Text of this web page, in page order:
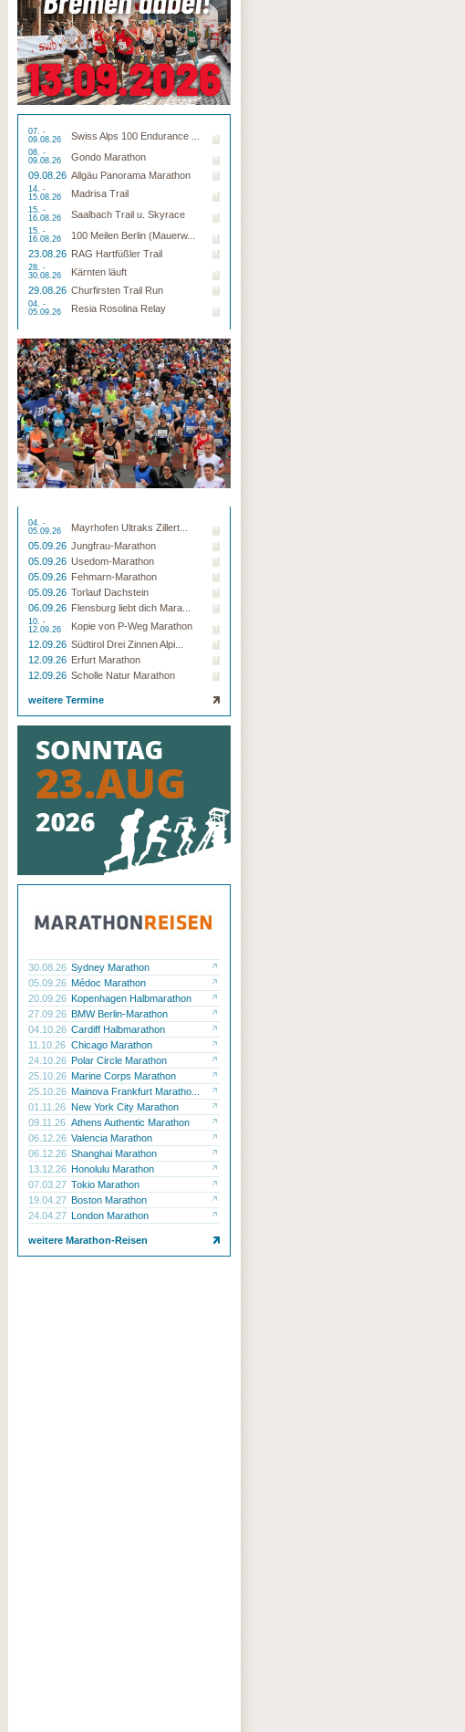
07. -
09.08.26
Swiss Alps 100 Endurance ...
08. -
09.08.26
Gondo Marathon
09.08.26 Allgäu Panorama Marathon
14. -
15.08.26
Madrisa Trail
15. -
16.08.26
Saalbach Trail u. Skyrace
15. -
16.08.26
100 Meilen Berlin (Mauerw...
23.08.26 RAG Hartfüßler Trail
28. -
30.08.26
Kärnten läuft
29.08.26 Churfirsten Trail Run
04. -
05.09.26
Resia Rosolina Relay
04. -
05.09.26
Mayrhofen Ultraks Zillert...
05.09.26 Jungfrau-Marathon
05.09.26 Usedom-Marathon
05.09.26 Fehmarn-Marathon
05.09.26 Torlauf Dachstein
06.09.26 Flensburg liebt dich Mara...
10. -
12.09.26
Kopie von P-Weg Marathon
12.09.26 Südtirol Drei Zinnen Alpi...
12.09.26 Erfurt Marathon
12.09.26 Scholle Natur Marathon
weitere Termine
30.08.26 Sydney Marathon
05.09.26 Médoc Marathon
20.09.26 Kopenhagen Halbmarathon
27.09.26 BMW Berlin-Marathon
04.10.26 Cardiff Halbmarathon
11.10.26 Chicago Marathon
24.10.26 Polar Circle Marathon
25.10.26 Marine Corps Marathon
25.10.26 Mainova Frankfurt Maratho...
01.11.26 New York City Marathon
09.11.26 Athens Authentic Marathon
06.12.26 Valencia Marathon
06.12.26 Shanghai Marathon
13.12.26 Honolulu Marathon
07.03.27 Tokio Marathon
19.04.27 Boston Marathon
24.04.27 London Marathon
weitere Marathon-Reisen